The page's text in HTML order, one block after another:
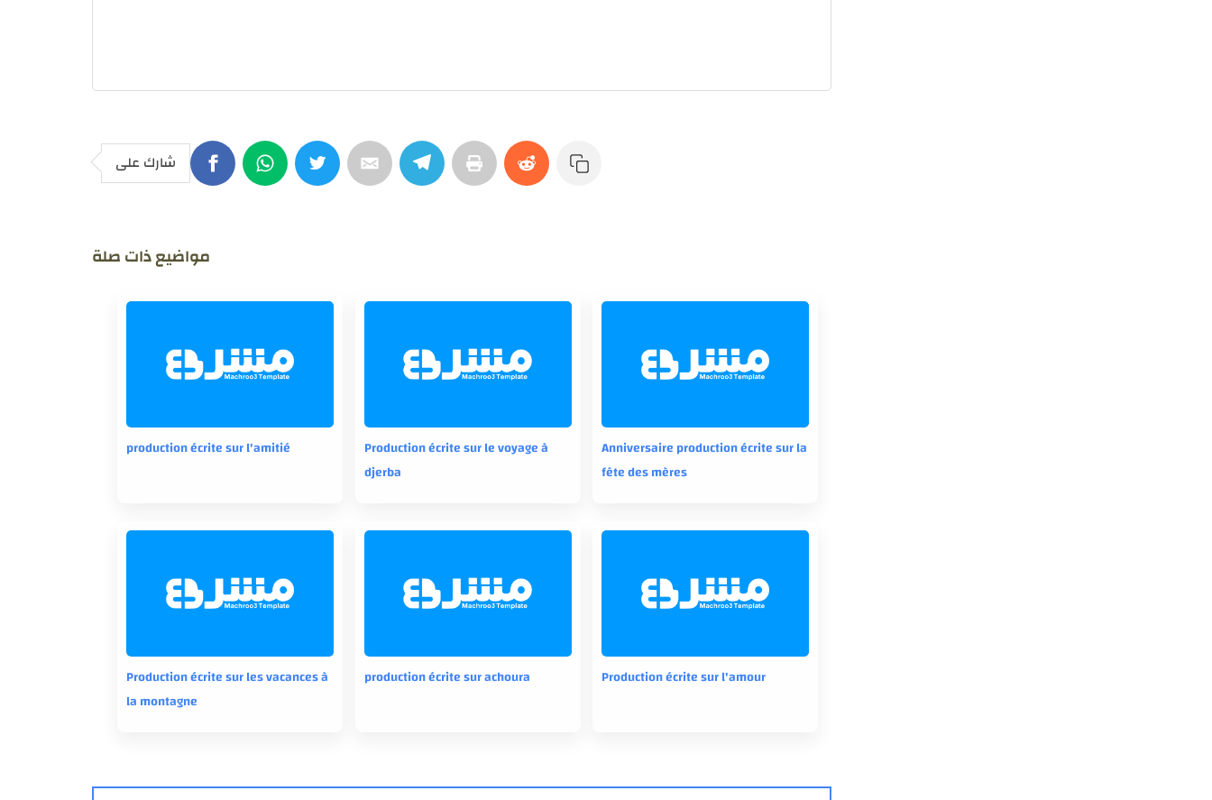
شارك على
مواضيع ذات صلة
production écrite sur l'amitié
Production écrite sur le voyage à
djerba
Anniversaire production écrite sur la
fête des mères
Production écrite sur les vacances à
la montagne
production écrite sur achoura Production écrite sur l'amour